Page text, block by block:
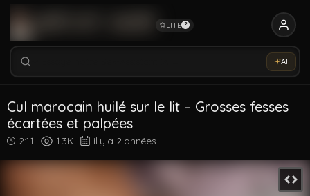
LITE ?
Rechercher vidéos, modèles, tags...
AI
Cul marocain huilé sur le lit – Grosses fesses
écartées et palpées
2:11 1.3K il y a 2 années